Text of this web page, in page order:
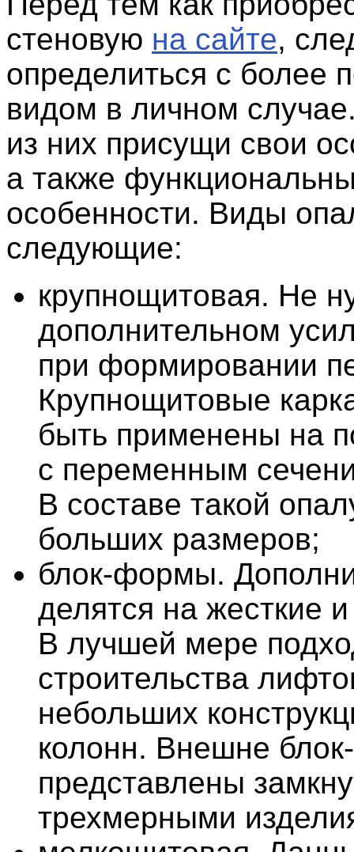
стеновую на сайте,
определиться с более
видом в личном
из них присущи свои
а также
особенности. Виды
следующие:
крупнощитовая. Не
дополнительном
при формировании
Крупнощитовые
быть применены на
с переменным
В составе такой
больших размеров;
блок-формы.
делятся на жесткие
В лучшей мере
строительства
небольших
колонн. Внешне
представлены
трехмерными